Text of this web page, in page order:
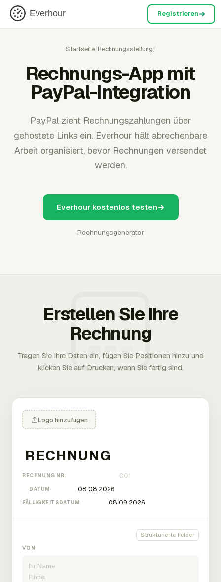
Everhour Registrieren
Startseite/Rechnungsstellung/
Rechnungs-App mit
PayPal-Integration
PayPal zieht Rechnungszahlungen über
gehostete Links ein. Everhour hält abrechenbare
Arbeit organisiert, bevor Rechnungen versendet
werden.
Everhour kostenlos testen
Rechnungsgenerator
Erstellen Sie Ihre
Rechnung
Tragen Sie Ihre Daten ein, fügen Sie Positionen hinzu und
klicken Sie auf Drucken, wenn Sie fertig sind.
Logo hinzufügen
RECHNUNG NR.
DATUM
FÄLLIGKEITSDATUM
Strukturierte Felder
VON